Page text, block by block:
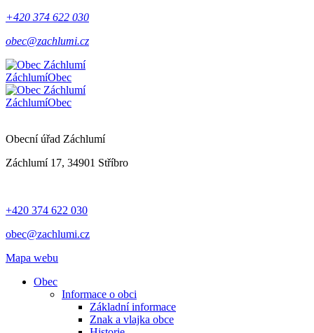
+420 374 622 030
obec@zachlumi.cz
ZáchlumíObec
ZáchlumíObec
Obecní úřad Záchlumí
Záchlumí 17, 34901 Stříbro
+420 374 622 030
obec@zachlumi.cz
Mapa webu
Obec
Informace o obci
Základní informace
Znak a vlajka obce